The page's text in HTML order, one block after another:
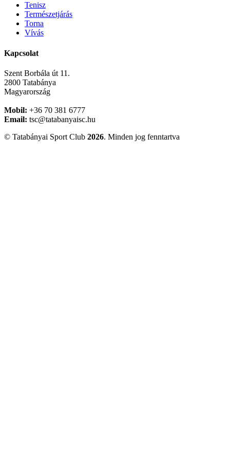
Tenisz
Természetjárás
Torna
Vívás
Kapcsolat
Szent Borbála út 11.
2800 Tatabánya
Magyarország
Mobil: +36 70 381 6777
Email: tsc@tatabanyaisc.hu
© Tatabányai Sport Club 2026. Minden jog fenntartva